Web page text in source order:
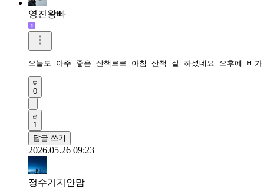
영진왕빠
오늘도 아주 좋은 산책로로 아침 산책 잘 하셨네요 오후에 비
0
1
답글 쓰기
2026.05.26 09:23
정수기지안맘